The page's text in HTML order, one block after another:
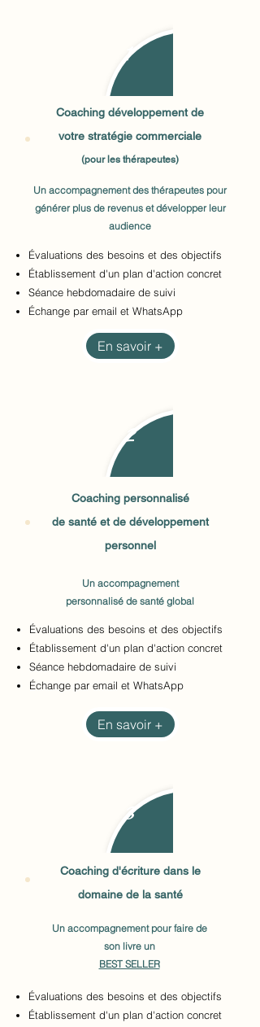
1
Un accompagnement des thérapeutes pour
générer plus de revenus et développer leur
audience
Évaluations des besoins et des objectifs
Établissement d'un plan d'action concret
Séance hebdomadaire de suivi
​Échange par email et WhatsApp
En savoir +
Coaching développement de
votre stratégie commerciale
(pour les thérapeutes)
2
Un accompagnement
personnalisé de santé global
Évaluations des besoins et des objectifs
Établissement d'un plan d'action concret
Séance hebdomadaire de suivi
​Échange par email et WhatsApp
En savoir +
Coaching personnalisé
de santé et de développement
personnel
3
Un accompagnement pour faire de
son livre un
BEST SELLER
Évaluations des besoins et des objectifs
Établissement d'un plan d'action concret
Coaching d'écriture dans le
domaine de la santé